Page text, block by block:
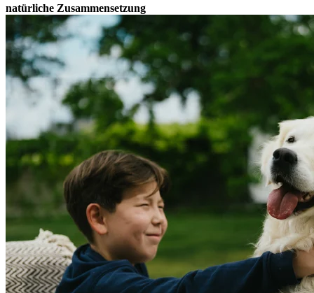
natürliche Zusammensetzung